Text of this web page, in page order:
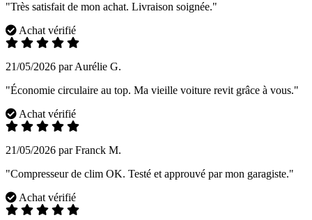
"Très satisfait de mon achat. Livraison soignée."
Achat vérifié
21/05/2026 par Aurélie G.
"Économie circulaire au top. Ma vieille voiture revit grâce à vous."
Achat vérifié
21/05/2026 par Franck M.
"Compresseur de clim OK. Testé et approuvé par mon garagiste."
Achat vérifié